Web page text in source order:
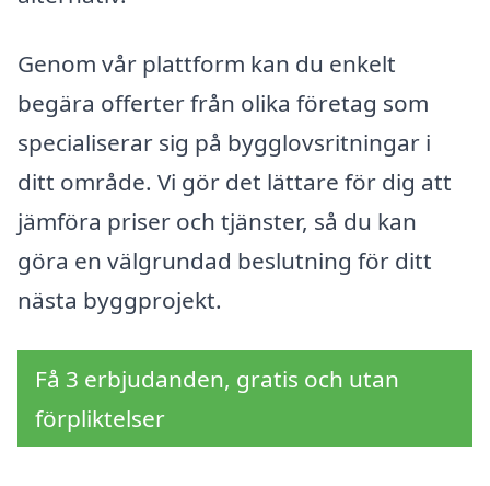
Genom vår plattform kan du enkelt
begära offerter från olika företag som
specialiserar sig på bygglovsritningar i
ditt område. Vi gör det lättare för dig att
jämföra priser och tjänster, så du kan
göra en välgrundad beslutning för ditt
nästa byggprojekt.
Få 3 erbjudanden, gratis och utan
förpliktelser